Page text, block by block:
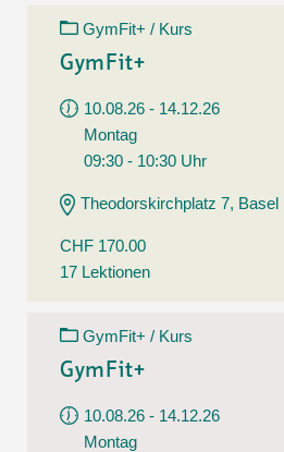
GymFit+ / Kurs
GymFit+
10.08.26 - 14.12.26
Montag
09:30 - 10:30 Uhr
Theodorskirchplatz 7, Basel
CHF 170.00
17 Lektionen
GymFit+ / Kurs
GymFit+
10.08.26 - 14.12.26
Montag